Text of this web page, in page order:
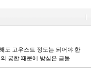
도 고우스트 정도는 되어야 한
궁합 때문에 방심은 금물.